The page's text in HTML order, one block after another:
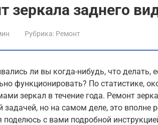
зеркала заднего
Рубрика: Ремонт
ли вы когда-нибудь, что делать,
функционировать? По статистике,
зеркал в течение года. Ремонт
задачей, но на самом деле, это вполне
поделюсь с вами подробной